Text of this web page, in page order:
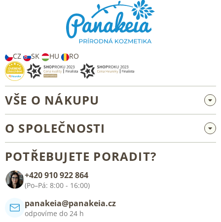
CZ SK HU RO
VŠE O NÁKUPU
Velkoobchod a spolupráce
Všeobecné obchodní podmínky
O SPOLEČNOSTI
Kontakt
POTŘEBUJETE PORADIT?
+420 910 922 864
(Po–Pá: 8:00 - 16:00)
panakeia@panakeia.cz
odpovíme do 24 h